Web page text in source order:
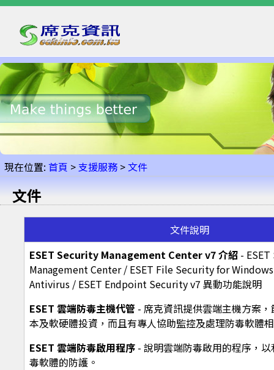
現在位置: 首頁 >支援服務 >文件
文件
文件說明
ESET Security Management Center v7 介紹-
Management Center / ESET File Security for
Antivirus / ESET Endpoint Security v7 異動功能說明
ESET 雲端防毒主機代管 - 席克資訊提供雲端主機方案
本及軟硬體投資，而且有專人協助監控及處理防毒軟體
ESET 雲端防毒啟用程序- 說明雲端防毒啟用的程序，以
毒軟體的防護。